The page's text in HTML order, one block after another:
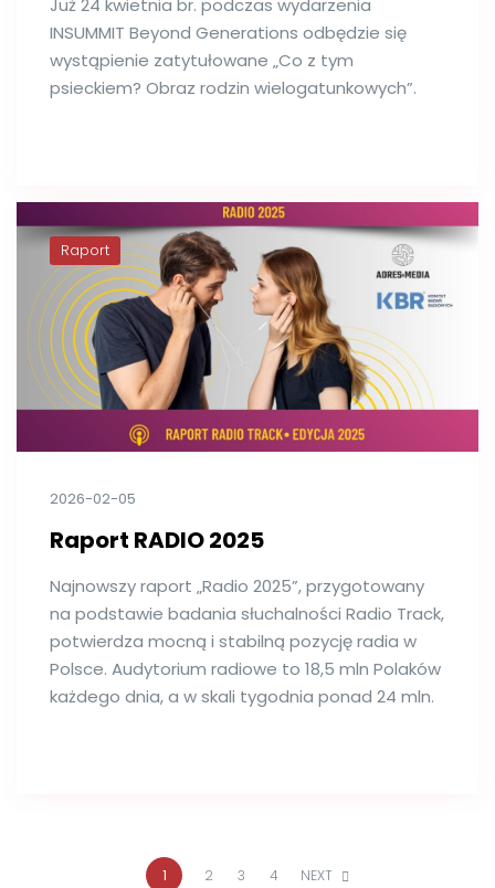
Już 24 kwietnia br. podczas wydarzenia
INSUMMIT Beyond Generations odbędzie się
wystąpienie zatytułowane „Co z tym
psieckiem? Obraz rodzin wielogatunkowych”.
Raport
2026-02-05
Raport RADIO 2025
Najnowszy raport „Radio 2025”, przygotowany
na podstawie badania słuchalności Radio Track,
potwierdza mocną i stabilną pozycję radia w
Polsce. Audytorium radiowe to 18,5 mln Polaków
każdego dnia, a w skali tygodnia ponad 24 mln.
1 2 3 4 NEXT